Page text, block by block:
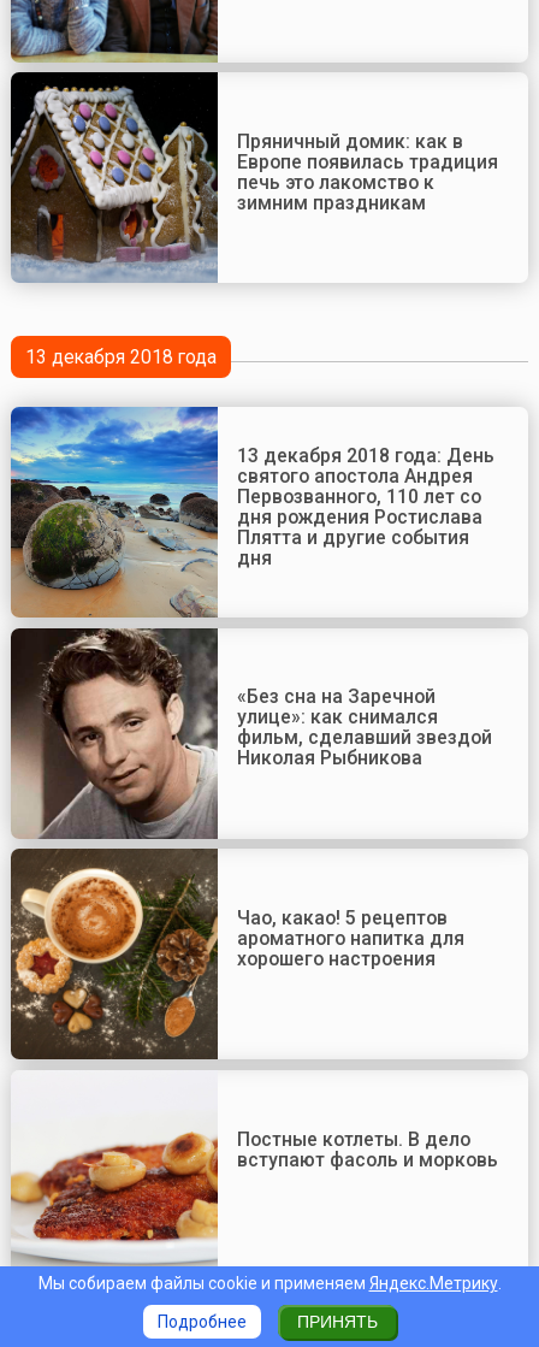
Пряничный домик: как в
Европе появилась традиция
печь это лакомство к
зимним праздникам
13 декабря 2018 года
13 декабря 2018 года: День
святого апостола Андрея
Первозванного, 110 лет со
дня рождения Ростислава
Плятта и другие события
дня
«Без сна на Заречной
улице»: как снимался
фильм, сделавший звездой
Николая Рыбникова
Чао, какао! 5 рецептов
ароматного напитка для
хорошего настроения
Постные котлеты. В дело
вступают фасоль и морковь
Мы собираем файлы cookie и применяем Яндекс.Метрику.
Подробнее
ПРИНЯТЬ